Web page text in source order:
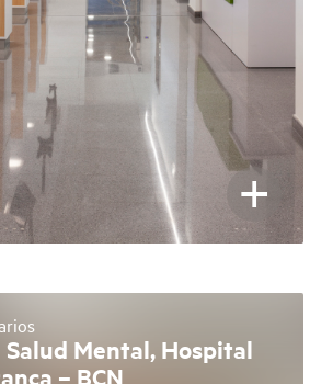
+
Mental, Hospital
– BCN